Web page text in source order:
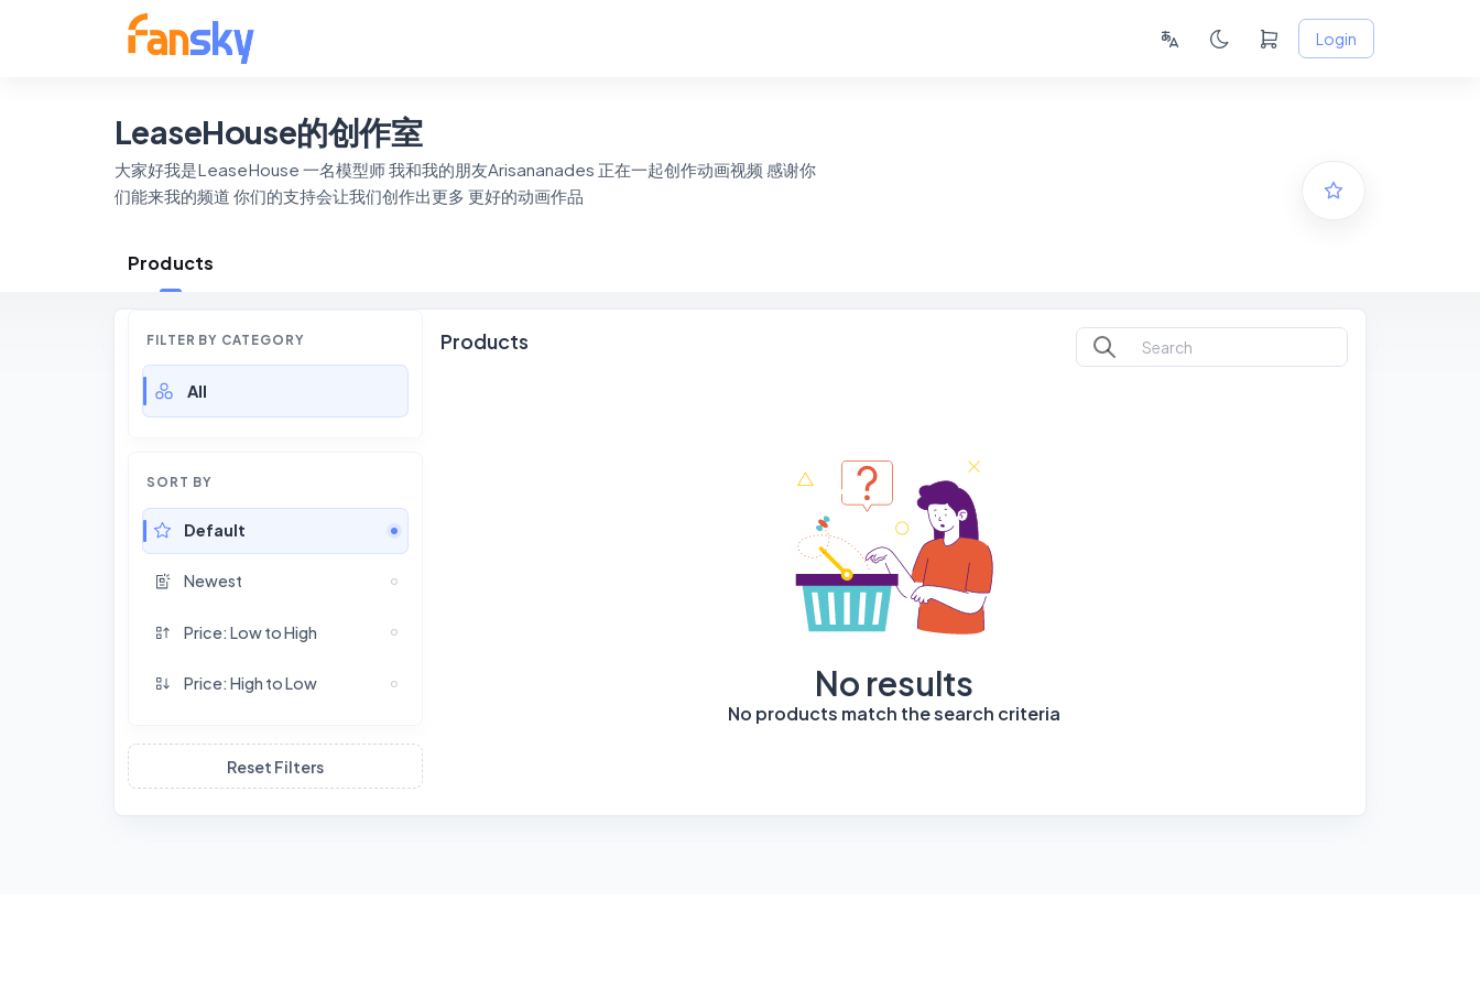
Login
LeaseHouse的创作室
大家好我是LeaseHouse 一名模型师 我和我的朋友Arisananades 正在一起创作动画视频 感谢你
们能来我的频道 你们的支持会让我们创作出更多 更好的动画作品
Products
FILTER BY CATEGORY
All
SORT BY
Default
Newest
Price: Low to High
Price: High to Low
Reset Filters
Products
No results
No products match the search criteria